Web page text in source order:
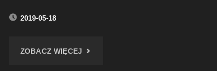
2019-05-18
ZOBACZ WIĘCEJ"ŚLUZA